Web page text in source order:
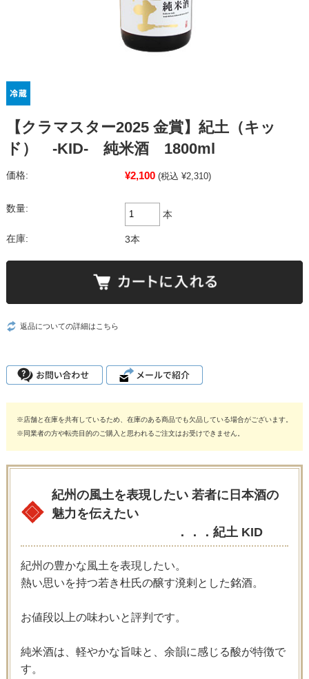
【クラマスター2025 金賞】紀土（キッ
ド） -KID- 純米酒 1800ml
価格: ¥2,100 (税込 ¥2,310)
数量:
本
在庫: 3本
返品についての詳細はこちら
※店舗と在庫を共有しているため、在庫のある商品でも欠品している場合がございます。
※同業者の方や転売目的のご購入と思われるご注文はお受けできません。
紀州の風土を表現したい 若者に日本酒の
魅力を伝えたい
．．．紀土 KID
紀州の豊かな風土を表現したい。
熱い思いを持つ若き杜氏の醸す溌剌とした銘酒。
お値段以上の味わいと評判です。
純米酒は、軽やかな旨味と、余韻に感じる酸が特徴で
す。